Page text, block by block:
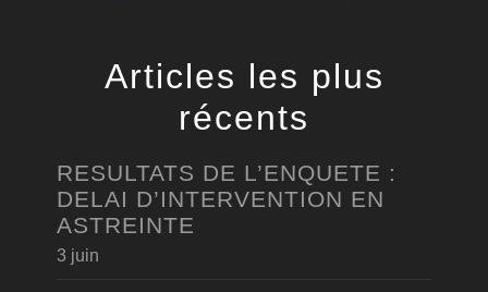
Articles les plus
récents
RESULTATS DE L’ENQUETE :
DELAI D’INTERVENTION EN
ASTREINTE
3 juin